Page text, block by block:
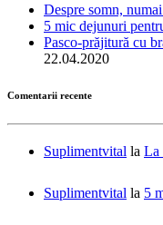
Despre somn,
5 mic dejunuri
Pasco-prăjitură cu
22.04.2020
Comentarii recente
Suplimentvital la La
Suplimentvital la 5